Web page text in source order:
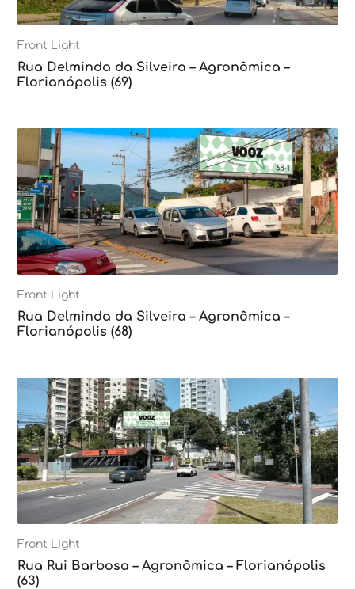
Front Light
Rua Delminda da Silveira – Agronômica –
Florianópolis (69)
Front Light
Rua Delminda da Silveira – Agronômica –
Florianópolis (68)
Front Light
Rua Rui Barbosa – Agronômica – Florianópolis
(63)